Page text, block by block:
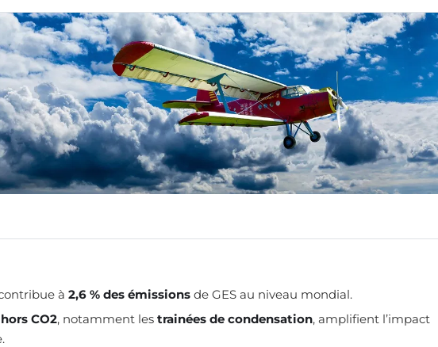
à 2,6 % des émissions de GES au niveau mondial.
CO2, notamment les trainées de condensation, amplifient l’impact